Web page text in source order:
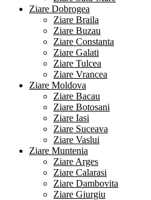
Ziare Dobrogea
Ziare Braila
Ziare Buzau
Ziare Constanta
Ziare Galati
Ziare Tulcea
Ziare Vrancea
Ziare Moldova
Ziare Bacau
Ziare Botosani
Ziare Iasi
Ziare Suceava
Ziare Vaslui
Ziare Muntenia
Ziare Arges
Ziare Calarasi
Ziare Dambovita
Ziare Giurgiu